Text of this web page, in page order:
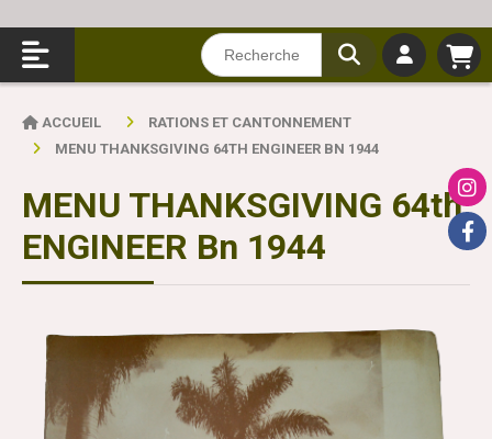
ACCUEIL
RATIONS ET CANTONNEMENT
MENU THANKSGIVING 64TH ENGINEER BN 1944
MENU THANKSGIVING 64th
ENGINEER Bn 1944